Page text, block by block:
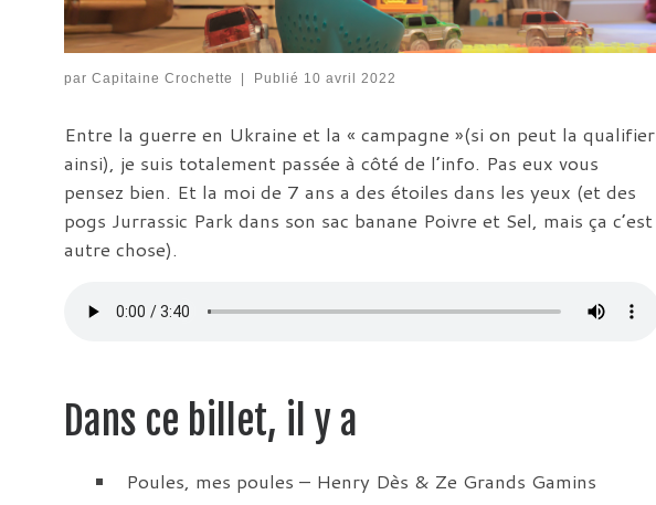
par Capitaine Crochette Publié 10 avril 2022
Entre la guerre en Ukraine et la « campagne »(si on peut la qualifier
ainsi), je suis totalement passée à côté de l’info. Pas eux vous
pensez bien. Et la moi de 7 ans a des étoiles dans les yeux (et des
pogs Jurrassic Park dans son sac banane Poivre et Sel, mais ça c’est
autre chose).
Dans ce billet, il y a
Poules, mes poules – Henry Dès & Ze Grands Gamins